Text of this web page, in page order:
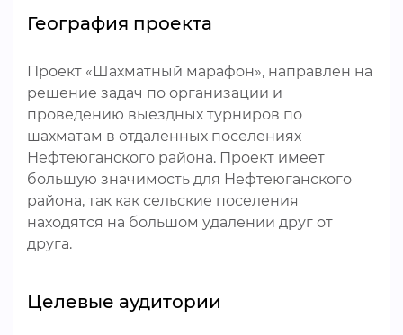
География проекта
Проект «Шахматный марафон», направлен на
решение задач по организации и
проведению выездных турниров по
шахматам в отдаленных поселениях
Нефтеюганского района. Проект имеет
большую значимость для Нефтеюганского
района, так как сельские поселения
находятся на большом удалении друг от
друга.
Целевые аудитории